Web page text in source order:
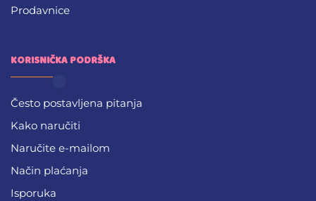
Prodavnice
KORISNIČKA PODRŠKA
Često postavljena pitanja
Kako naručiti
Naručite e-mailom
Način plaćanja
Isporuka